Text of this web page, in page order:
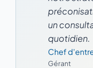
un
quotidien.
Chef
Gérant